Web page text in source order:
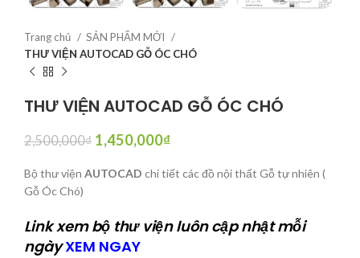
Trang chủ
SẢN PHẨM MỚI
THƯ VIỆN AUTOCAD GỖ ÓC CHÓ
THƯ VIỆN AUTOCAD GỖ ÓC CHÓ
2,500,000₫ 1,450,000₫
Bộ thư viện AUTOCAD chi tiết các đồ nội thất Gỗ tự nhiên (
Gỗ Óc Chó)
Link xem bộ thư viện luôn cập nhật mỗi
ngày XEM NGAY